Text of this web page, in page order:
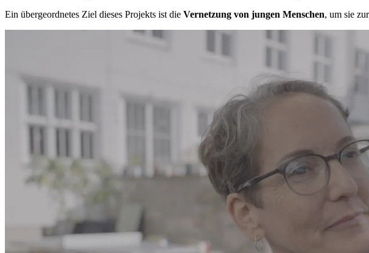
Ein über­ge­ord­ne­tes Ziel die­ses Pro­jekts ist die Ver­net­zung von jun­gen Men­schen, um sie